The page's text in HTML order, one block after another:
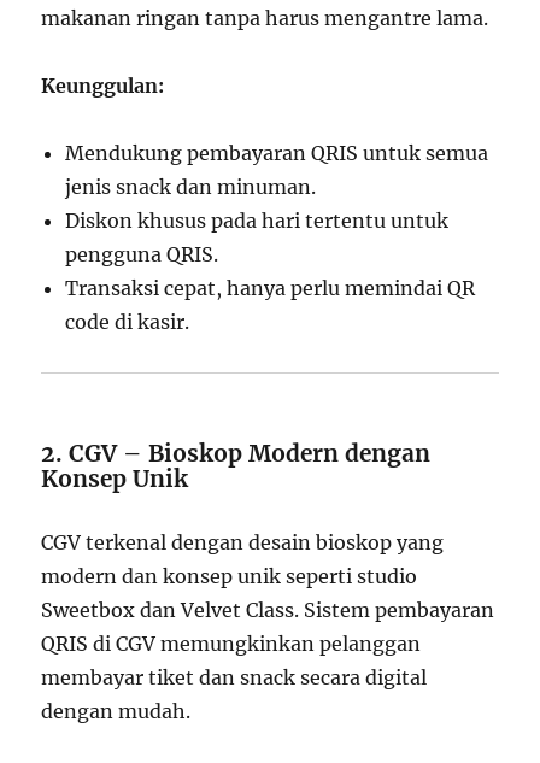
makanan ringan tanpa harus mengantre lama.
Keunggulan:
Mendukung pembayaran QRIS untuk semua
jenis snack dan minuman.
Diskon khusus pada hari tertentu untuk
pengguna QRIS.
Transaksi cepat, hanya perlu memindai QR
code di kasir.
2. CGV – Bioskop Modern dengan
Konsep Unik
CGV terkenal dengan desain bioskop yang
modern dan konsep unik seperti studio
Sweetbox dan Velvet Class. Sistem pembayaran
QRIS di CGV memungkinkan pelanggan
membayar tiket dan snack secara digital
dengan mudah.